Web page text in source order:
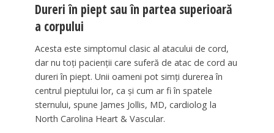
Dureri în piept sau în partea superioară
a corpului
Acesta este simptomul clasic al atacului de cord,
dar nu toți pacienții care suferă de atac de cord au
dureri în piept. Unii oameni pot simți durerea în
centrul pieptului lor, ca și cum ar fi în spatele
sternului, spune James Jollis, MD, cardiolog la
North Carolina Heart & Vascular.